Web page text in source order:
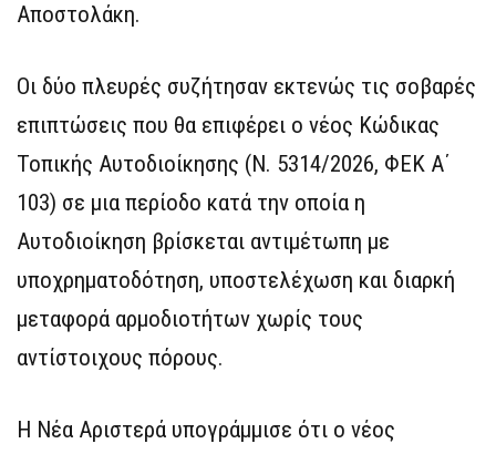
Αποστολάκη.
Οι δύο πλευρές συζήτησαν εκτενώς τις σοβαρές
επιπτώσεις που θα επιφέρει ο νέος Κώδικας
Τοπικής Αυτοδιοίκησης (Ν. 5314/2026, ΦΕΚ Α΄
103) σε μια περίοδο κατά την οποία η
Αυτοδιοίκηση βρίσκεται αντιμέτωπη με
υποχρηματοδότηση, υποστελέχωση και διαρκή
μεταφορά αρμοδιοτήτων χωρίς τους
αντίστοιχους πόρους.
Η Νέα Αριστερά υπογράμμισε ότι ο νέος